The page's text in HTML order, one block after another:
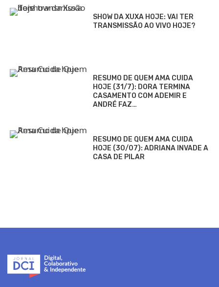
SHOW DA XUXA HOJE: VAI TER
TRANSMISSÃO AO VIVO HOJE?
RESUMO DE QUEM AMA CUIDA
HOJE (31/7): DORA TERMINA
CASAMENTO COM ADEMIR E
ANDRÉ FAZ…
RESUMO DE QUEM AMA CUIDA
HOJE (30/07): ADRIANA INVADE A
CASA DE PILAR